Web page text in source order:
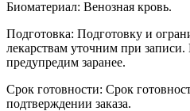
Биоматериал: Венозная кровь.
Подготовка: Подготовку и
лекарствам уточним при
предупредим заранее.
Срок готовности: Срок
подтверждении заказа.